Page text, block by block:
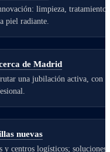
limpieza, tratamiento
piel radiante.
de Madrid
una jubilación activa, con
nuevas
y centros logísticos; soluciones